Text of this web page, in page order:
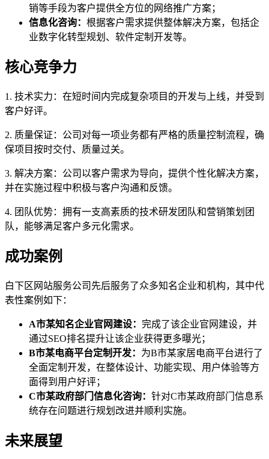
销等手段为客户提供全方位的网络推广方案；
信息化咨询： 根据客户需求提供整体解决方案，包括企
业数字化转型规划、软件定制开发等。
核心竞争力
1. 技术实力：在短时间内完成复杂项目的开发与上线，并受到
客户好评。
2. 质量保证：公司对每一项业务都有严格的质量控制流程，确
保项目按时交付、质量过关。
3. 解决方案：公司以客户需求为导向，提供个性化解决方案，
并在实施过程中积极与客户沟通和反馈。
4. 团队优势：拥有一支高素质的技术研发团队和营销策划团
队，能够满足客户多元化需求。
成功案例
白下区网站服务公司先后服务了众多知名企业和机构，其中代
表性案例如下：
A市某知名企业官网建设： 完成了该企业官网建设，并
通过SEO排名提升让该企业获得更多曝光；
B市某电商平台定制开发： 为B市某家居电商平台进行了
全面定制开发，在整体设计、功能实现、用户体验等方
面得到用户好评；
C市某政府部门信息化咨询： 针对C市某政府部门信息系
统存在问题进行规划改进并顺利实施。
未来展望